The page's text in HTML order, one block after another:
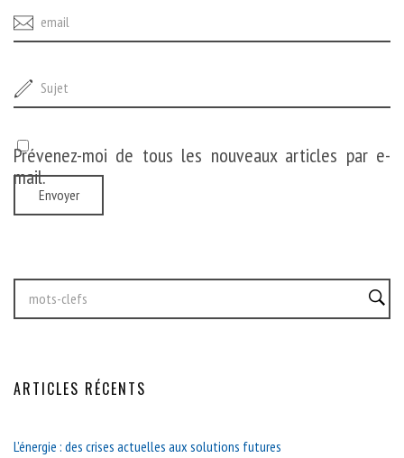
Prévenez-moi de tous les nouveaux articles par e-
mail.
ARTICLES RÉCENTS
L’énergie : des crises actuelles aux solutions futures